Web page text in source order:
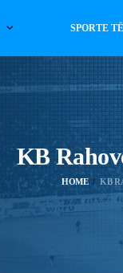
SPORTE
KB
HOME KB